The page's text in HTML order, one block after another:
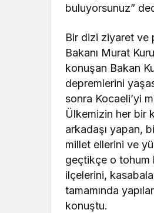
buluyorsunuz”
Bir dizi ziyaret ve
Bakanı Murat
konuşan Bakan
depremlerini
sonra Kocaeli’yi
Ülkemizin her bir
arkadaşı yapan,
millet ellerini ve
geçtikçe o tohum
ilçelerini,
tamamında
konuştu.